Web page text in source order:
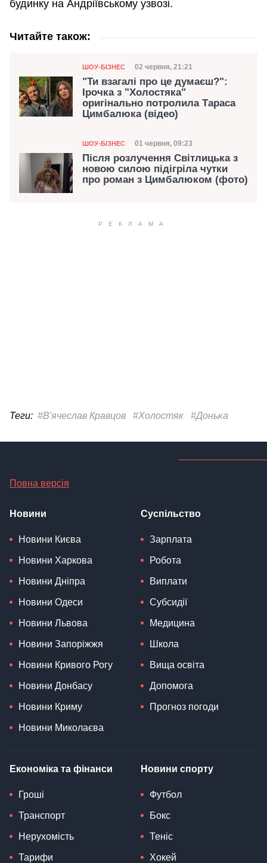
будинку на Андріївському узвозі.
Читайте також:
Категорія
ШОУ-БІЗНЕС Дата публікації
02 червня, 21:21
"Ти взагалі про це думаєш?":
Ірочка з "Холостяка"
оригінально потролила Тараса
Цимбалюка (відео)
Категорія
ШОУ-БІЗНЕС Дата публікації
01 червня, 09:23
Після розлучення Світлицька з
новою силою підігріла чутки
про роман з Цимбалюком (фото)
Теги: #В'ячеслав Кравцов #Холостяк #Донька
Повна версія
Новини
Новини Києва
Новини Харкова
Новини Дніпра
Новини Одеси
Новини Львова
Новини Запоріжжя
Новини Кривого Рогу
Новини Донбасу
Новини Криму
Новини Миколаєва
Суспільство
Зарплата
Робота
Виплати
Субсидії
Медицина
Школа
Вища освіта
Допомога
Прогноз погоди
Економіка та фінанси
Гроші
Транспорт
Нерухомість
Тарифи
Новини спорту
Футбол
Бокс
Теніс
Хокей